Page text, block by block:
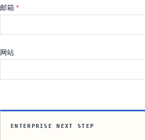
邮箱 *
网站
ENTERPRISE NEXT STEP